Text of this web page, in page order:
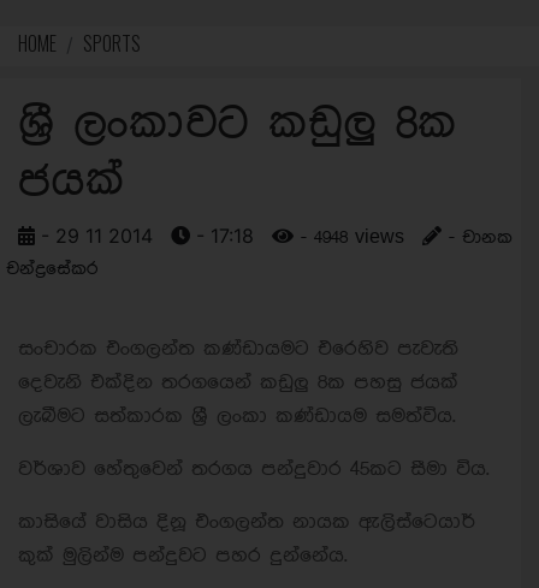
HOME SPORTS
ශ්‍රී ලංකාවට කඩුලු 8ක
ජයක්
- 29 11 2014 - 17:18 - 4948 views
- චානක
චන්ද්‍රසේකර
සංචාරක එංගලන්ත කණ්ඩායමට එරෙහිව පැවැති
දෙවැනි එක්දින තරගයෙන් කඩුලු 8ක පහසු ජයක්
ලැබීමට සත්කාරක ශ්‍රී ලංකා කණ්ඩායම සමත්විය.
වර්ශාව හේතුවෙන් තරගය පන්දුවාර 45කට සීමා විය.
කාසියේ වාසිය දිනූ එංගලන්ත නායක ඇලිස්ටෙයාර්
කුක් මුලින්ම පන්දුවට පහර දුන්නේය.